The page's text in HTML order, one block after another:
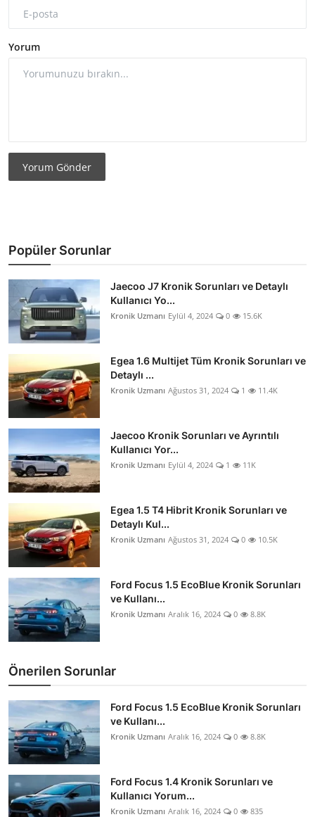
Yorum
Yorum Gönder
Popüler Sorunlar
Jaecoo J7 Kronik Sorunları ve Detaylı
Kullanıcı Yo...
Kronik Uzmanı Eylül 4, 2024 0 15.6K
Egea 1.6 Multijet Tüm Kronik Sorunları ve
Detaylı ...
Kronik Uzmanı Ağustos 31, 2024 1 11.4K
Jaecoo Kronik Sorunları ve Ayrıntılı
Kullanıcı Yor...
Kronik Uzmanı Eylül 4, 2024 1 11K
Egea 1.5 T4 Hibrit Kronik Sorunları ve
Detaylı Kul...
Kronik Uzmanı Ağustos 31, 2024 0 10.5K
Ford Focus 1.5 EcoBlue Kronik Sorunları
ve Kullanı...
Kronik Uzmanı Aralık 16, 2024 0 8.8K
Önerilen Sorunlar
Ford Focus 1.5 EcoBlue Kronik Sorunları
ve Kullanı...
Kronik Uzmanı Aralık 16, 2024 0 8.8K
Ford Focus 1.4 Kronik Sorunları ve
Kullanıcı Yorum...
Kronik Uzmanı Aralık 16, 2024 0 835